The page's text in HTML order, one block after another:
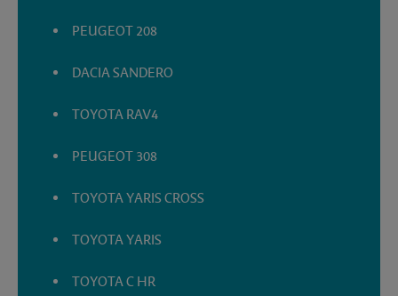
PEUGEOT 208
DACIA SANDERO
TOYOTA RAV4
PEUGEOT 308
TOYOTA YARIS CROSS
TOYOTA YARIS
TOYOTA C HR